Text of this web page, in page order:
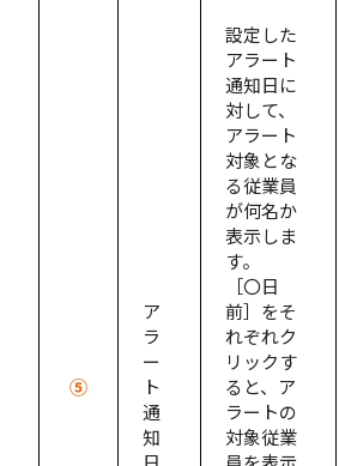
⑤
ア
ラ
ー
ト
通
知
設定した
アラート
通知日に
対して、
アラート
対象とな
る従業員
が何名か
表示しま
す。
［〇日
前］をそ
れぞれク
リックす
ると、ア
ラートの
対象従業